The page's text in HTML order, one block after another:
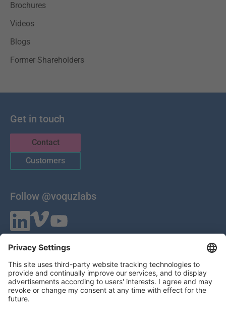
Brochures
Videos
Blogs
Former Shareholders
Get in touch
Contact
Customers
Follow @voquzlabs
Lilienthalstrasse 27
85399 Hallbergmoos
Germany
VAT ID: DE 283785746